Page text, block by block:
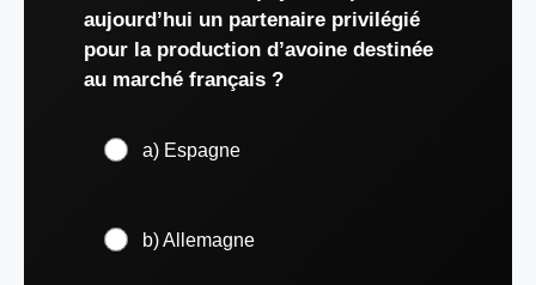
aujourd’hui un partenaire privilégié
pour la production d’avoine destinée
au marché français ?
a) Espagne
b) Allemagne